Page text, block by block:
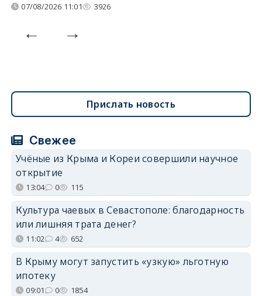
07/08/2026 11:01 3926
Прислать новость
Свежее
Учёные из Крыма и Кореи совершили научное
открытие
13:04 0 115
Культура чаевых в Севастополе: благодарность
или лишняя трата денег?
11:02 4 652
В Крыму могут запустить «узкую» льготную
ипотеку
09:01 0 1854